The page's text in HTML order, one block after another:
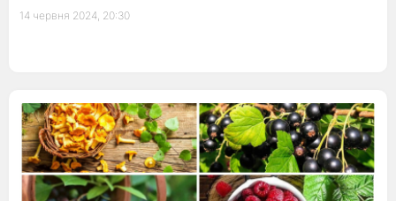
14 червня 2024, 20:30